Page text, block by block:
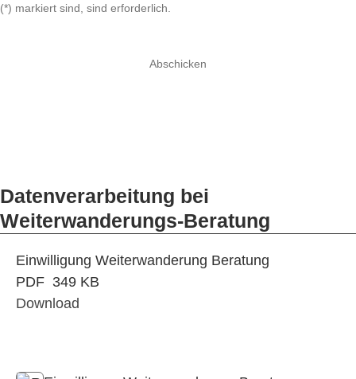
(*) markiert sind, sind erforderlich.
Abschicken
Datenverarbeitung bei
Weiterwanderungs-Beratung
Einwilligung Weiterwanderung Beratung
PDF 349 KB
Download